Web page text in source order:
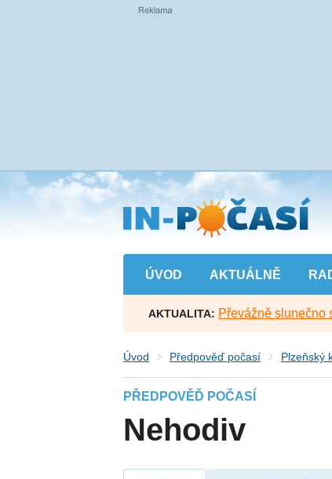
Přejít
na
hlavní
obsah
ÚVOD AKTUÁLNĚ
AKTUALITA: Převážně slunečno
Úvod Předpověď počasí Plzeňský
PŘEDPOVĚĎ POČASÍ
Nehodiv